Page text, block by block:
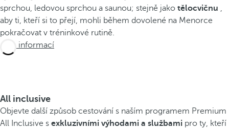
sprchou, ledovou sprchou a saunou; stejně jako tělocvičnu ,
aby ti, kteří si to přejí, mohli během dovolené na Menorce
pokračovat v tréninkové rutině.
Více informací
All inclusive
Objevte další způsob cestování s naším programem Premium
All Inclusive s exkluzivními výhodami a službami pro ty, kteří